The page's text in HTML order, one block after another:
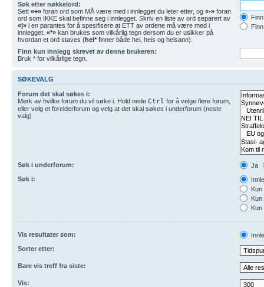
Søk etter nøkkelord:
Sett «+» foran ord som MÅ være med i innlegget du leter etter, og «-» foran
ord som IKKE skal befinne seg i innlegget. Skriv en liste av ord separert av
«|» i en parantes for å spesifisere at ETT av ordene må være med i
innlegget. «*» kan brukes som vilkårlig tegn dersom du er usikker på
hvordan et ord staves (hei* finner både hei, heis og heisann).
Finn kun innlegg skrevet av denne brukeren:
Bruk * for vilkårlige tegn.
SØKEVALG
Forum det skal søkes i:
Merk av hvilke forum du vil søke i. Hold nede Ctrl for å velge flere forum,
eller velg et forelderforum og velg at det skal søkes i underforum (neste
valg)
Søk i underforum:
Ja
Søk i:
Kun
Vis resultater som:
Sorter etter:
Bare vis treff fra siste:
Vis: